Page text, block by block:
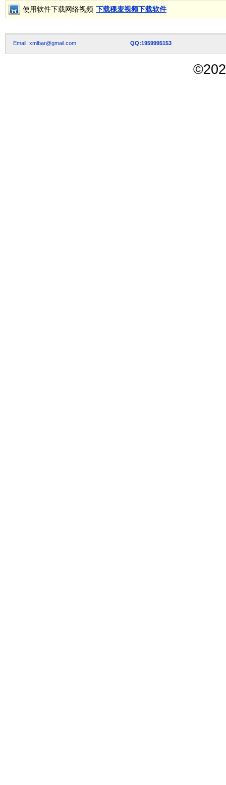
使用软件下载网络视频 下载稞麦视频下载软件
Email: xmlbar@gmail.com QQ:1959995153
©